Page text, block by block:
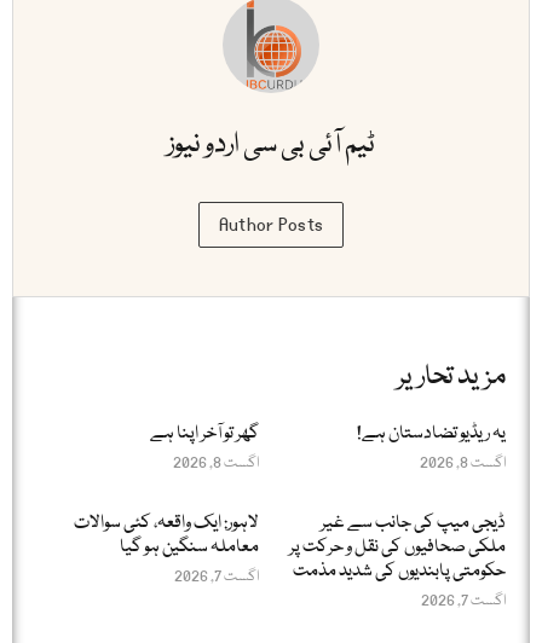
ٹیم آئی بی سی اردو نیوز
Author Posts
مزید تحاریر
یہ ریڈیو تضادستان ہے!
اگست 8, 2026
گھر تو آخر اپنا ہے
اگست 8, 2026
ڈیجی میپ کی جانب سے غیر
ملکی صحافیوں کی نقل و حرکت پر
حکومتی پابندیوں کی شدید مذمت
اگست 7, 2026
لاہور: ایک واقعہ، کئی سوالات
معاملہ سنگین ہو گیا
اگست 7, 2026